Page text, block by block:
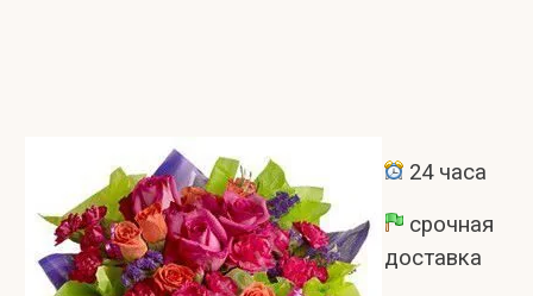
24 часа
срочная
доставка